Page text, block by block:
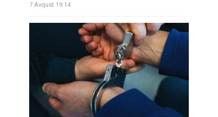
7 Avqust 19:14